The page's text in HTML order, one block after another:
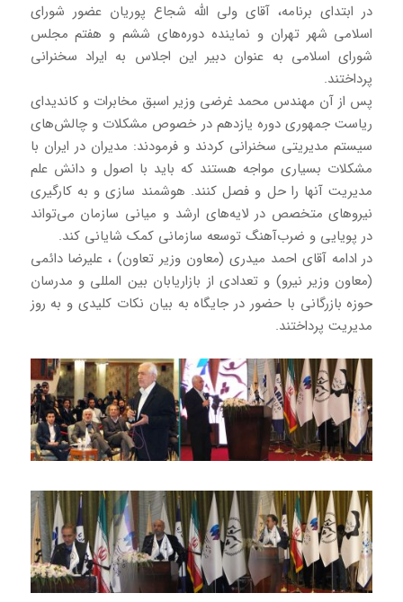
در ابتدای برنامه، آقای ولی الله شجاع پوریان عضور شورای
اسلامی شهر تهران و نماینده دوره‌های ششم و هفتم مجلس
شورای اسلامی به عنوان دبیر این اجلاس به ایراد سخنرانی
پرداختند.
پس از آن مهندس محمد غرضی وزیر اسبق مخابرات و کاندیدای
ریاست جمهوری دوره یازدهم در خصوص مشکلات و چالش‌های
سیستم مدیریتی سخنرانی کردند و فرمودند: مدیران در ایران با
مشکلات بسیاری مواجه هستند که باید با اصول و دانش علم
مدیریت آنها را حل و فصل کنند. هوشمند سازی و به کارگیری
نیروهای متخصص در لایه‌های ارشد و میانی سازمان می‌تواند
در پویایی و ضرب‌آهنگ توسعه سازمانی کمک شایانی کند.
در ادامه آقای احمد میدری (معاون وزیر تعاون) ، علیرضا دائمی
(معاون وزیر نیرو) و تعدادی از بازاریابان بین المللی و مدرسان
حوزه بازرگانی با حضور در جایگاه به بیان نکات کلیدی و به روز
مدیریت پرداختند.